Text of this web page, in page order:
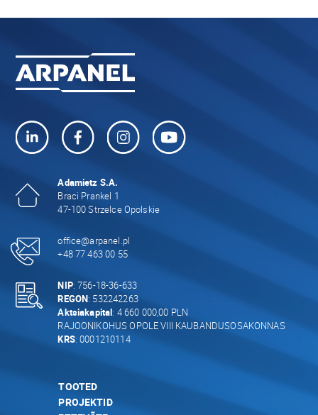
Adamietz S.A.
Braci Prankel 1
47-100 Strzelce Opolskie
office@arpanel.pl
+48 77 463 00 55
NIP: 756-18-36-633
REGON: 532242263
Aktsiakapital: 4 660 000,00 PLN
RAJOONIKOHUS OPOLE VIII KAUBANDUSOSAKONNAS
KRS: 0001210114
TOOTED
PROJEKTID